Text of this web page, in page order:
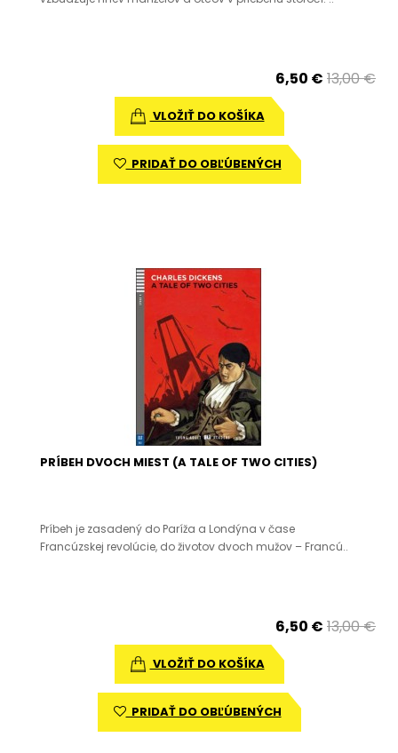
6,50 € 13,00 €
VLOŽIŤ DO KOŠÍKA
PRIDAŤ DO OBĽÚBENÝCH
PRÍBEH DVOCH MIEST (A TALE OF TWO CITIES)
Príbeh je zasadený do Paríža a Londýna v čase
Francúzskej revolúcie, do životov dvoch mužov – Francú..
6,50 € 13,00 €
VLOŽIŤ DO KOŠÍKA
PRIDAŤ DO OBĽÚBENÝCH